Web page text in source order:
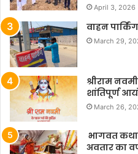
April 3, 2026
वाहन
March 29,
श्रीराम
शांतिपूर्ण
March 26,
भागवत
अवतार का